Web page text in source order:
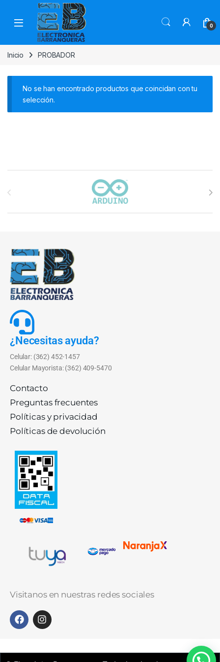
0
Inicio PROBADOR
No se han encontrado productos que coincidan con tu
selección.
Carrusel de marcas
¿Necesitas ayuda?
Celular: (362) 452-1457
Celular Mayorista: (362) 409-5470
Contacto
Preguntas frecuentes
Políticas y privacidad
Políticas de devolución
Visitanos en nuestras redes sociales